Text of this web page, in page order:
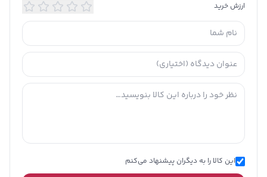
ارزش خرید
این کالا را به دیگران پیشنهاد می‌کنم